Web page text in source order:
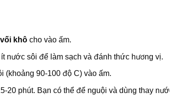
khôcho vào ấm.
nước sôi để làm sạch và đánh thức hương vị.
(khoảng 90-100 độ C) vào ấm.
20 phút. Bạn có thể để nguội và dùng thay